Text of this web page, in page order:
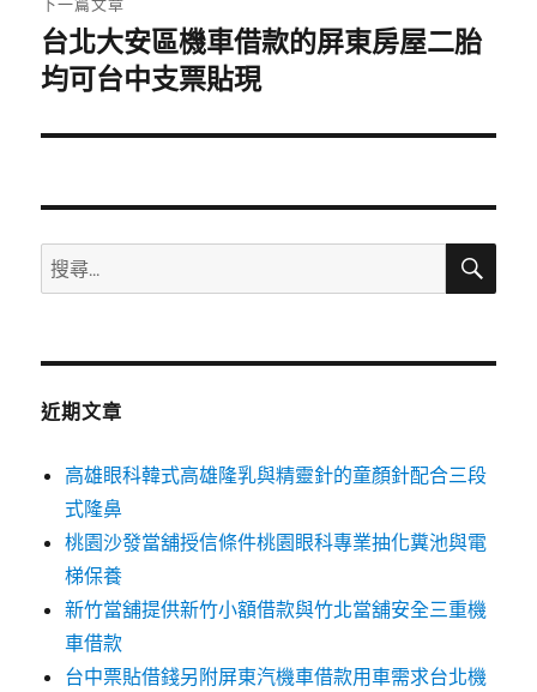
下
一
文
台北大安區機車借款的屏東房屋二胎
均可台中支票貼現
搜
尋
鍵
搜
近期文章
高雄眼科韓式高雄隆乳與精靈針的童顏針配合三段
式隆鼻
桃園沙發當舖授信條件桃園眼科專業抽化糞池與電
梯保養
新竹當舖提供新竹小額借款與竹北當舖安全三重機
車借款
台中票貼借錢另附屏東汽機車借款用車需求台北機